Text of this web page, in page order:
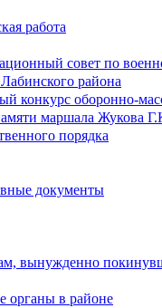
работа
совет по
района
конкурс оборонно-
маршала Жукова
порядка
документы
вынужденно
органы в районе